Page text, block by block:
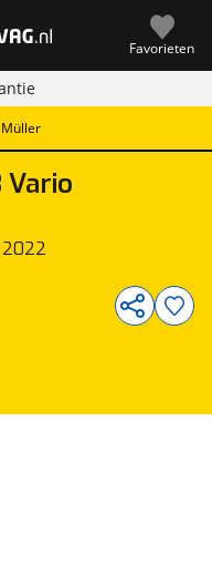
Favorieten
Müller
Vario
2022